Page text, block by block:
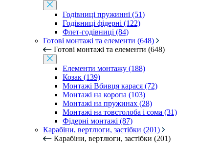
Годівниці пружинні (51)
Годівниці фідерні (122)
Флет-годівниці (84)
Готові монтажі та елементи (648)
Готові монтажі та елементи (648)
Елементи монтажу (188)
Козак (139)
Монтажі Вбивця карася (72)
Монтажі на коропа (103)
Монтажі на пружинах (28)
Монтажі на товстолоба і сома (31)
Фідерні монтажі (87)
Карабіни, вертлюги, застібки (201)
Карабіни, вертлюги, застібки (201)